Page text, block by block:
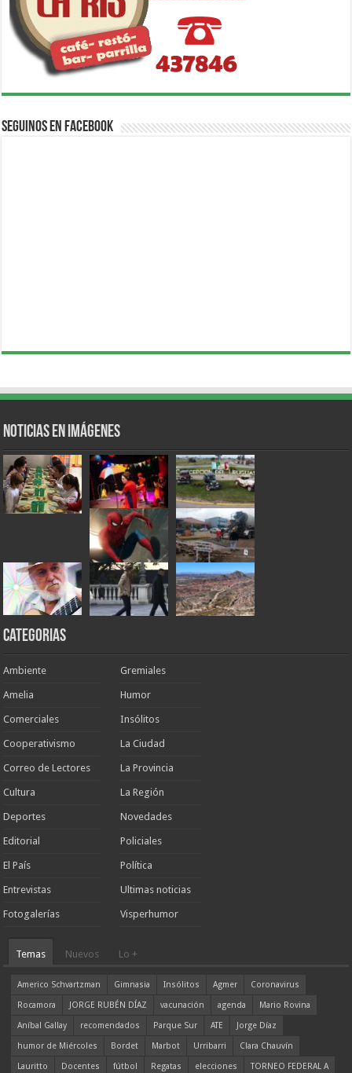
Seguinos en Facebook
Noticias en Imágenes
Categorias
Ambiente
Amelia
Comerciales
Cooperativismo
Correo de Lectores
Cultura
Deportes
Editorial
El País
Entrevistas
Fotogalerías
Gremiales
Humor
Insólitos
La Ciudad
La Provincia
La Región
Novedades
Policiales
Política
Ultimas noticias
Visperhumor
Temas Nuevos Lo +
Americo Schvartzman Gimnasia Insólitos Agmer
Coronavirus
Rocamora
JORGE RUBÉN DÍAZ vacunación agenda
Mario Rovina
Aníbal Gallay
recomendados Parque Sur ATE
Jorge Díaz
humor de Miércoles
Bordet Marbot Urribarri
Clara Chauvín
Lauritto
Docentes fútbol Regatas elecciones TORNEO FEDERAL A